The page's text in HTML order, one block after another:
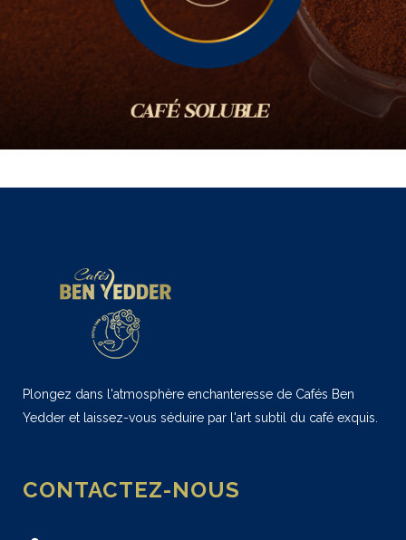
Plongez dans l'atmosphère enchanteresse de Cafés Ben
Yedder et laissez-vous séduire par l'art subtil du café exquis.
CONTACTEZ-NOUS